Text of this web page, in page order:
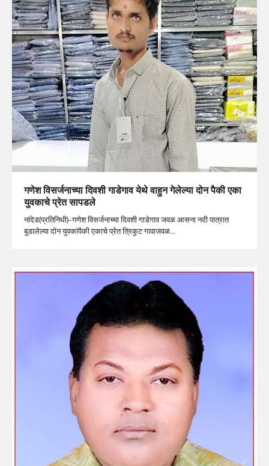
गणेश विसर्जनाच्या दिवशी गाडेगाव येथे वाहुन गेलेल्या दोन पैकी एका
युवकाचे प्रेत सापडले
नांदेड(प्रतिनिधी)-गणेश विसर्जनाच्या दिवशी गाडेगाव जवळ आसना नदी पात्रात
बुडालेल्या दोन युवकांपैकी एकाचे प्रेत त्रिकुट गावाजवळ…